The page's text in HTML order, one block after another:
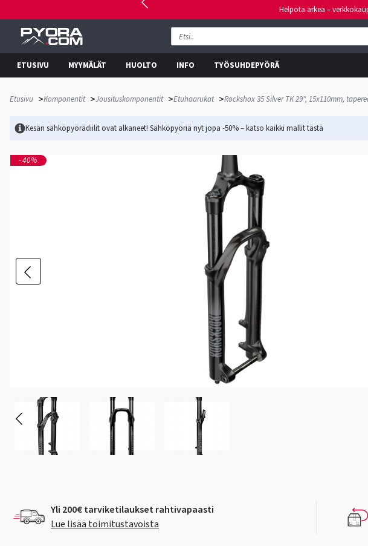
Helpota arkea –
ETUSIVU MYYMÄLÄT HUOLTO INFO TYÖSUHDEPYÖRÄ
Etusivu >Komponentit >Jousituskomponentit >Etuhaarukat >Rockshox 35 Silver TK 29", 15x110mm,
Kesän sähköpyörädiilit ovat alkaneet! Sähköpyöriä nyt jopa -50% – katso kaikki mallittästä
-40%
Yli 200€ tarviketilaukset rahtivapaasti
Lue lisää toimitustavoista